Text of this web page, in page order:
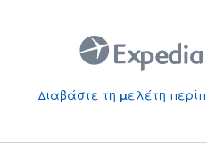
Διαβάστε τη μελέτη